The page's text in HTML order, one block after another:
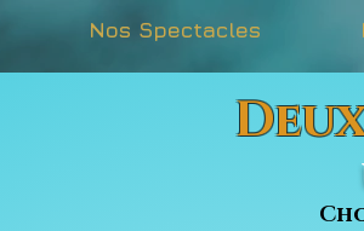
Nos Spectacles